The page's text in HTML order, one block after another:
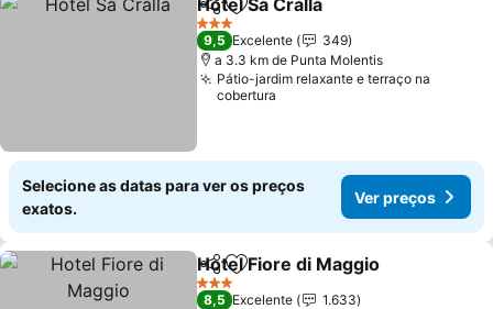
PartilharAdicionar aos favoritos
Hotel Sa Cralla
3 Estrelas
9,5 Excelente
349
a 3.3 km de Punta Molentis
Pátio-jardim relaxante e terraço na
cobertura
Selecione as datas para ver os preços
exatos.
Ver preços
PartilharAdicionar aos favoritos
Hotel Fiore di Maggio
3 Estrelas
8,5 Excelente
1.633